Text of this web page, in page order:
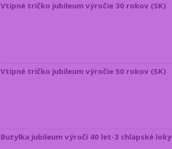
Vtipné tričko jubileum výročie 30 rokov (SK)
Vtipné tričko jubileum výročie 50 rokov (SK)
Butylka jubileum výročí 40 let-3 chlapské loky